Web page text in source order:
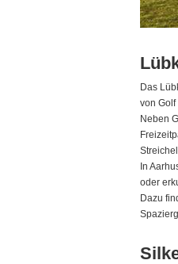
Das
von
Neben
In
oder
Dazu